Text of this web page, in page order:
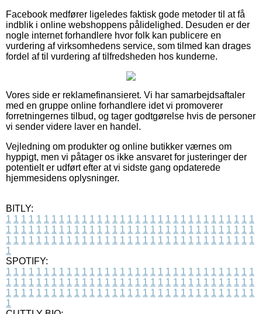
Facebook medfører ligeledes faktisk gode metoder til at få
indblik i online webshoppens pålidelighed. Desuden er der
nogle internet forhandlere hvor folk kan publicere en
vurdering af virksomhedens service, som tilmed kan drages
fordel af til vurdering af tilfredsheden hos kunderne.
Vores side er reklamefinansieret. Vi har samarbejdsaftaler
med en gruppe online forhandlere idet vi promoverer
forretningernes tilbud, og tager godtgørelse hvis de personer
vi sender videre laver en handel.
Vejledning om produkter og online butikker værnes om
hyppigt, men vi påtager os ikke ansvaret for justeringer der
potentielt er udført efter at vi sidste gang opdaterede
hjemmesidens oplysninger.
BITLY:
1 1 1 1 1 1 1 1 1 1 1 1 1 1 1 1 1 1 1 1 1 1 1 1 1 1 1 1 1 1 1 1 1
1 1 1 1 1 1 1 1 1 1 1 1 1 1 1 1 1 1 1 1 1 1 1 1 1 1 1 1 1 1 1 1 1
1 1 1 1 1 1 1 1 1 1 1 1 1 1 1 1 1 1 1 1 1 1 1 1 1 1 1 1 1 1 1 1 1
1
SPOTIFY:
1 1 1 1 1 1 1 1 1 1 1 1 1 1 1 1 1 1 1 1 1 1 1 1 1 1 1 1 1 1 1 1 1
1 1 1 1 1 1 1 1 1 1 1 1 1 1 1 1 1 1 1 1 1 1 1 1 1 1 1 1 1 1 1 1 1
1 1 1 1 1 1 1 1 1 1 1 1 1 1 1 1 1 1 1 1 1 1 1 1 1 1 1 1 1 1 1 1 1
1